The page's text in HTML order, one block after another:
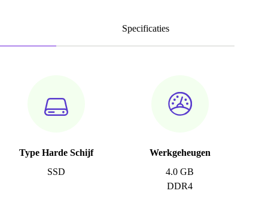
Specificaties
Type Harde Schijf
SSD
Werkgeheugen
4.0 GB
DDR4